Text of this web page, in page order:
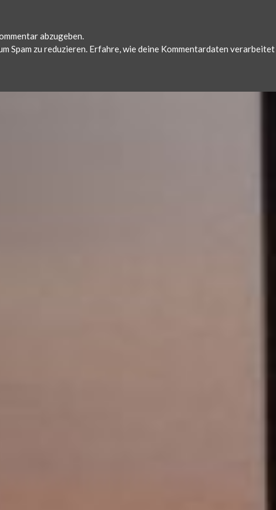
abzugeben.
Spam zu reduzieren. Erfahre, wie deine Kommentardaten verarbeitet